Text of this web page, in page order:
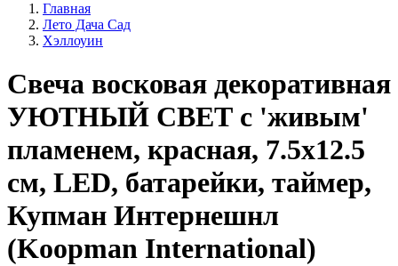
Главная
Лето Дача Сад
Хэллоуин
Свеча восковая декоративная
УЮТНЫЙ СВЕТ с 'живым'
пламенем, красная, 7.5х12.5
см, LED, батарейки, таймер,
Купман Интернешнл
(Koopman International)